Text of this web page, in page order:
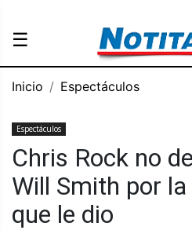
☰
Inicio Espectáculos
Espectáculos
Chris Rock no
Will Smith por
que le dio